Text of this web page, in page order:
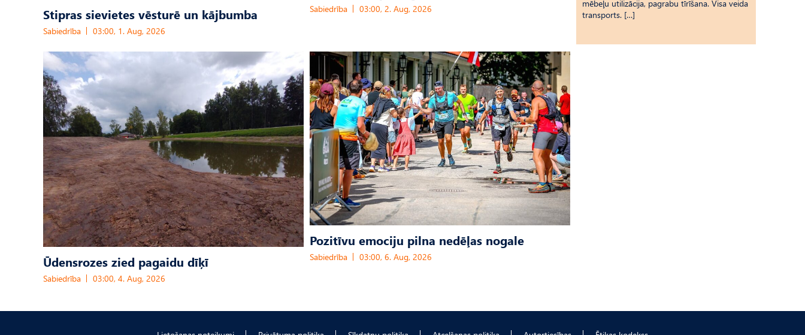
Stipras sievietes vēsturē un kājbumba
Sabiedrība 03:00, 1. Aug, 2026
Sabiedrība 03:00, 2. Aug, 2026
Ūdensrozes zied pagaidu dīķī
Sabiedrība 03:00, 4. Aug, 2026
Pozitīvu emociju pilna nedēļas nogale
Sabiedrība 03:00, 6. Aug, 2026
mēbeļu utilizācija, pagrabu tīrīšana. Visa veida
transports. […]